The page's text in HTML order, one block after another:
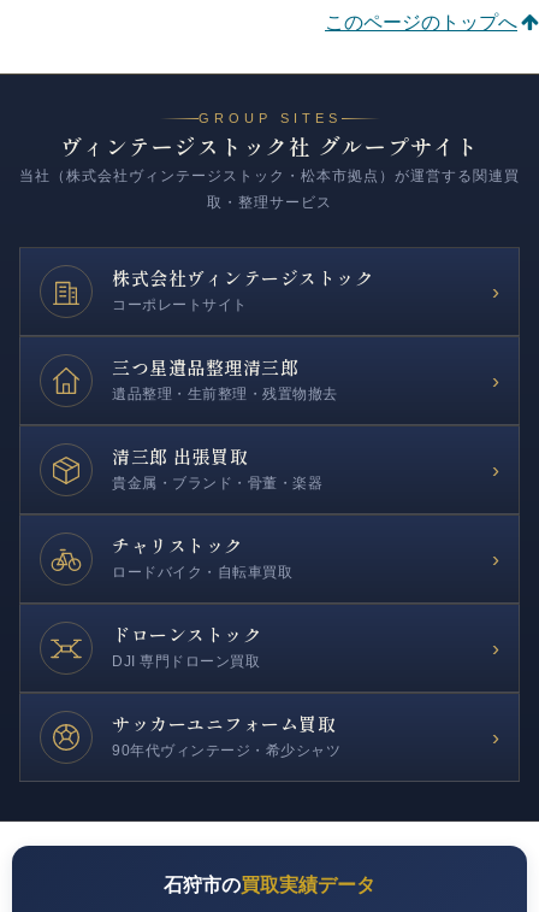
このページのトップへ
GROUP SITES
ヴィンテージストック社 グループサイト
当社（株式会社ヴィンテージストック・松本市拠点）が運営する関連買
取・整理サービス
株式会社ヴィンテージストック
コーポレートサイト
›
三つ星遺品整理清三郎
遺品整理・生前整理・残置物撤去
›
清三郎 出張買取
貴金属・ブランド・骨董・楽器
›
チャリストック
ロードバイク・自転車買取
›
ドローンストック
DJI 専門ドローン買取
›
サッカーユニフォーム買取
90年代ヴィンテージ・希少シャツ
›
石狩市の買取実績データ